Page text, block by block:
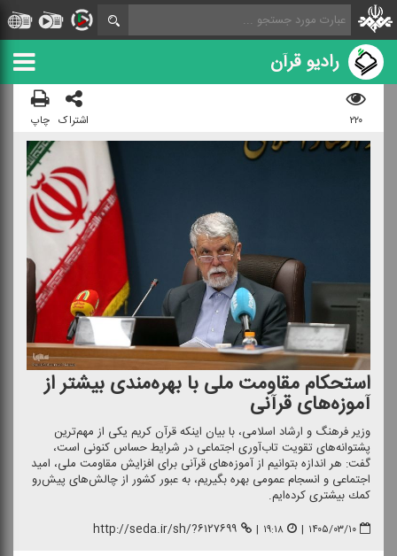
رادیو قرآن
۲۲۰ اشتراک چاپ
استحكام مقاومت ملی با بهره‌مندی بیشتر از
آموزه‌های قرآنی
وزیر فرهنگ و ارشاد اسلامی، با بیان اینكه قرآن كریم یكی از مهم‌ترین
پشتوانه‌های تقویت تاب‌آوری اجتماعی در شرایط حساس كنونی است،
گفت: هر اندازه بتوانیم از آموزه‌های قرآنی برای افزایش مقاومت ملی، امید
اجتماعی و انسجام عمومی بهره بگیریم، به عبور كشور از چالش‌های پیش‌رو
كمك بیشتری كرده‌ایم.
۱۴۰۵/۰۳/۱۰ | ۱۹:۱۸ | http://seda.ir/sh/?۶۱۲۷۶۹۹